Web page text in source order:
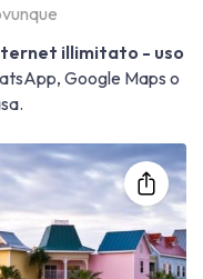
illimitato - uso
Google Maps o